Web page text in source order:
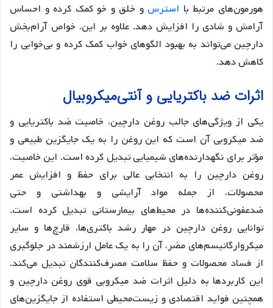
هورمون‌های مرتبط با استرس و خلق و خو کمک کرده و احساس
آرامش و شادی را افزایش دهد. علاوه بر این، خواص آرام‌بخش
دارچین می‌تواند به بهبود الگوهای خواب کمک کرده و بی‌خوابی را
کاهش دهد.
اثرات ضد باکتریایی و آنتی‌میکروبیال
یکی از ویژگی‌های جالب روغن دارچین، خاصیت ضد باکتریایی و
ضد میکروبی آن است که این روغن را به یک جایگزین طبیعی و
مؤثر برای نگهدارنده‌های شیمیایی تبدیل کرده است. این خاصیت،
روغن دارچین را به انتخابی عالی برای حفظ و افزایش عمر
محصولات، از جمله مواد آرایشی و بهداشتی و حتی
ضدعفونی‌کننده‌ها در محیط‌های بیمارستانی تبدیل کرده است.
توانایی روغن دارچین در مهار رشد باکتری‌ها، قارچ‌ها و سایر
میکروارگانیسم‌های مضر، آن را به یک عامل ارزشمند در جلوگیری
از فساد محصولات و حفظ سلامت مصرف‌کنندگان تبدیل می‌کند.
این کاربردها به دلیل اثرات ضد میکروبی قوی روغن دارچین و
همچنین فواید اقتصادی و زیست‌محیطی استفاده از جایگزین‌های